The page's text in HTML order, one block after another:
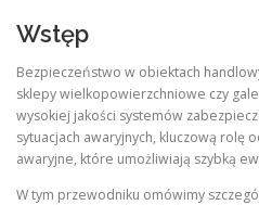
Wstęp
Bezpieczeństwo w obiektach
sklepy wielkopowierzchniowe czy
wysokiej jakości systemów
sytuacjach awaryjnych, kluczową rolę
awaryjne, które umożliwiają szybką
W tym przewodniku omówimy